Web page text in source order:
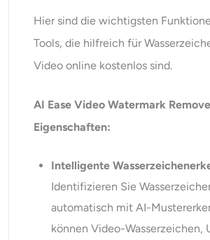
Hier sind die wichtigsten
Tools, die hilfreich für
Video online kostenlos sind.
AI Ease Video Watermark
Eigenschaften:
Intelligente
Identifizieren Sie
automatisch mit AI-
können Video-Wasserzeichen,